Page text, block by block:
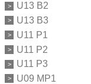
U13 B2
U13 B3
U11 P1
U11 P2
U11 P3
U09 MP1